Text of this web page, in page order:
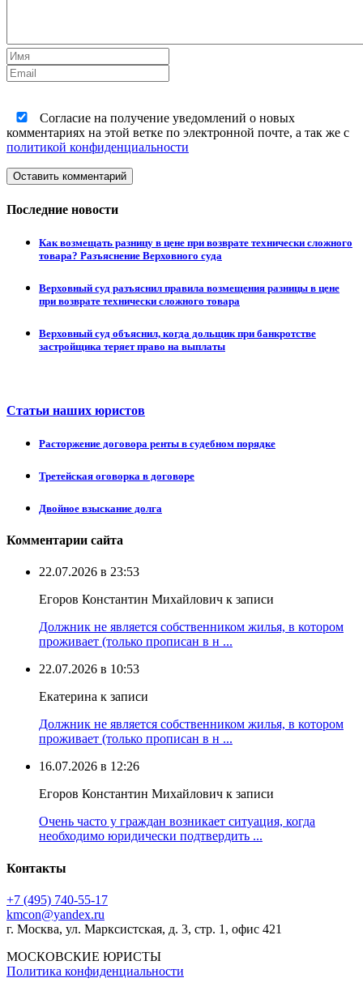
Согласие на получение уведомлений о новых
комментариях на этой ветке по электронной почте, а так же с
политикой конфиденциальности
Оставить комментарий
Последние новости
Как возмещать разницу в цене при возврате технически сложного
товара? Разъяснение Верховного суда
Верховный суд разъяснил правила возмещения разницы в цене
при возврате технически сложного товара
Верховный суд объяснил, когда дольщик при банкротстве
застройщика теряет право на выплаты
Статьи наших юристов
Расторжение договора ренты в судебном порядке
Третейская оговорка в договоре
Двойное взыскание долга
Комментарии сайта
22.07.2026 в 23:53
Егоров Константин Михайлович к записи
Должник не является собственником жилья, в котором
проживает (только прописан в н ...
22.07.2026 в 10:53
Екатерина к записи
Должник не является собственником жилья, в котором
проживает (только прописан в н ...
16.07.2026 в 12:26
Егоров Константин Михайлович к записи
Очень часто у граждан возникает ситуация, когда
необходимо юридически подтвердить ...
Контакты
+7 (495) 740‑55‑17
kmcon@yandex.ru
г. Москва, ул. Марксистская, д. 3, стр. 1, офис 421
МОСКОВСКИЕ ЮРИСТЫ
Политика конфиденциальности